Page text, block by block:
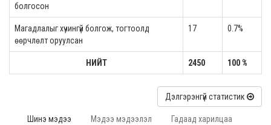
болгосон
Магадлалыг хүчингүй болгож, тогтоолд
өөрчлөлт оруулсан
17 0.7%
НИЙТ 2450 100 %
Дэлгэрэнгүй статистик
Шинэ мэдээ Мэдээ мэдээлэл Гадаад харилцаа